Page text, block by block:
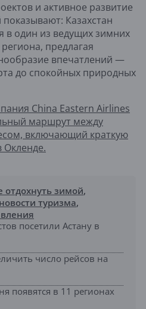
и активное развитие
Казахстан
в один из ведущих зимних
предлагая
впечатлений —
до спокойных природных
China Eastern Airlines
маршрут между
включающий краткую
Окленде.
отдохнуть зимой,
новости туризма,
посетили Астану в
число рейсов на
появятся в 11 регионах